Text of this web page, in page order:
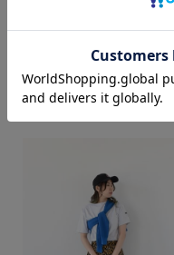
商品タイプ
通常商品
SUPER SHOP 鳥取店
158cm